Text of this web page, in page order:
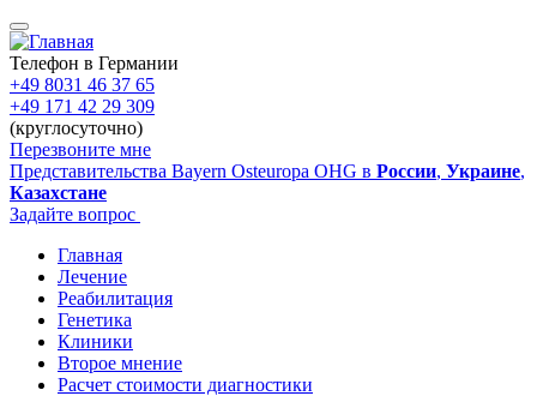
Перейти
к
основному
содержанию
Телефон в Германии
+49 8031 46 37 65
+49 171 42 29 309
(круглосуточно)
Перезвоните мне
Представительства Bayern Osteuropa OHG в России, Украине,
Казахстане
Задайте вопрос
Main
navigation
Главная
Лечение
Реабилитация
Генетика
Клиники
Второе мнение
Расчет стоимости диагностики